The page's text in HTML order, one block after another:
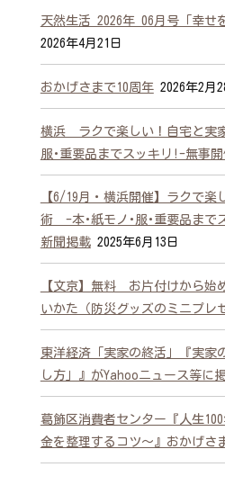
天然生活 2026年 06月号「幸せ
2026年4月21日
おかげさまで10周年2026年2月
横浜 ラクで楽しい！自宅と実
服･重要品までスッキリ!-無事開
【6/19月・横浜開催】ラクで楽
術 -本･紙モノ･服･重要品まで
新聞掲載2025年6月13日
【文京】無料 お片付けから始
いかた（防災グッズのミニプレ
東洋経済「実家の終活」『実家
し方」』がYahooニュース等に
葛飾区消費者センター『人生
金を整理するコツ～』おかげさ